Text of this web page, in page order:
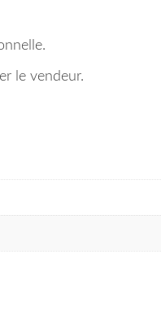
le vendeur.